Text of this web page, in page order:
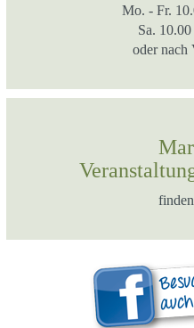
Mo. - Fr.
Sa.
oder nach